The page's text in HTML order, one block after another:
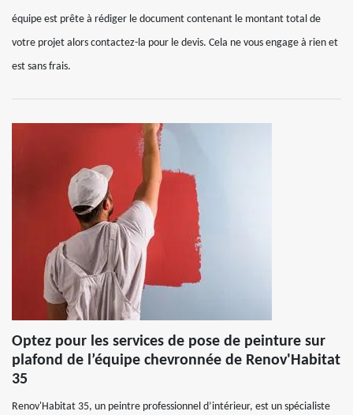
équipe est prête à rédiger le document contenant le montant total de
votre projet alors contactez-la pour le devis. Cela ne vous engage à rien et
est sans frais.
Optez pour les services de pose de peinture sur
plafond de l’équipe chevronnée de Renov'Habitat
35
Renov'Habitat 35, un peintre professionnel d’intérieur, est un spécialiste